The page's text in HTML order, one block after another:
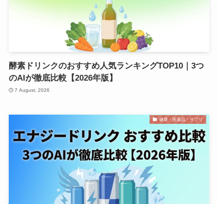
酵素ドリンクのおすすめ人気ランキングTOP10｜3つ
のAIが徹底比較【2026年版】
7 August, 2026
健康・医薬品・サプリ